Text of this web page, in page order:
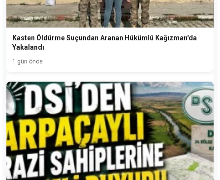
Kasten Öldürme Suçundan Aranan Hükümlü Kağızman'da
Yakalandı
1 gün önce